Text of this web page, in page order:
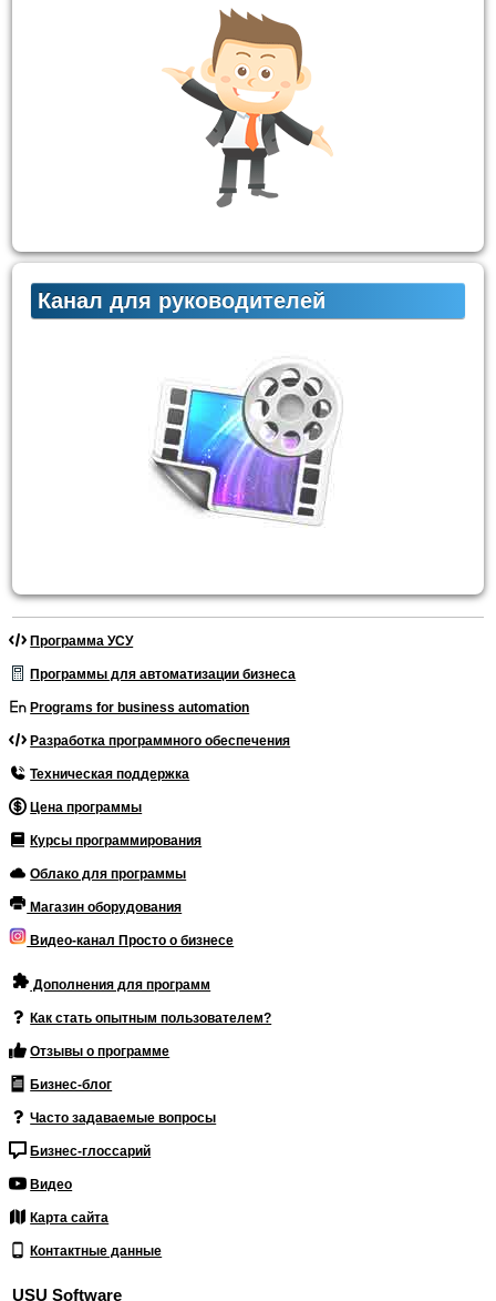
Канал для руководителей
Программа УСУ
Программы для автоматизации бизнеса
Programs for business automation
Разработка программного обеспечения
Техническая поддержка
Цена программы
Курсы программирования
Облако для программы
Магазин оборудования
Видео-канал Просто о бизнесе
Дополнения для программ
Как стать опытным пользователем?
Отзывы о программе
Бизнес-блог
Часто задаваемые вопросы
Бизнес-глоссарий
Видео
Карта сайта
Контактные данные
USU Software